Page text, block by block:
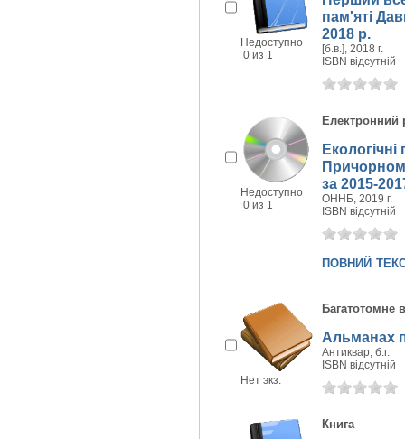
Недоступно
0 из 1
пам'яті
2018 р.
[б.в.], 2018 г.
ISBN відсутній
Недоступно
0 из 1
Електронний
за 2015-
ОННБ, 2019 г.
ISBN відсутній
повний
Нет экз.
Багатотомне
Альманах
Антиквар, б.г.
ISBN відсутній
Книга